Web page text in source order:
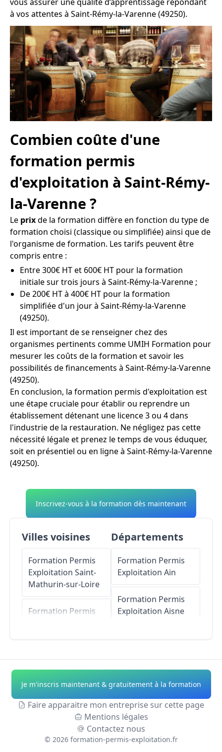
à vos attentes à Saint-Rémy-la-Varenne (49250).
Combien coûte d'une
formation permis
d'exploitation à Saint-Rémy-
la-Varenne ?
Le prixde la formation diffère en fonction du type de
formation choisi (classique ou simplifiée) ainsi que de
l'organisme de formation. Les tarifs peuvent être
compris entre :
Entre 300€ HT et 600€ HT pour la formation
initiale sur trois jours à Saint-Rémy-la-Varenne ;
De 200€ HT à 400€ HT pour la formation
simplifiée d'un jour à Saint-Rémy-la-Varenne
(49250).
Il est important de se renseigner chez des
organismes pertinents comme UMIH Formation pour
mesurer les coûts de la formation et savoir les
possibilités de financements à Saint-Rémy-la-Varenne
(49250).
En conclusion, la formation permis d'exploitation est
une étape cruciale pour établir ou reprendre un
établissement détenant une licence 3 ou 4 dans
l'industrie de la restauration. Ne négligez pas cette
nécessité légale et prenez le temps de vous éduquer,
soit en présentiel ou en ligne à Saint-Rémy-la-Varenne
(49250).
Inscrivez-vous à la formation dès maintenant
Villes voisines
Formation Permis
Exploitation Saint-
Mathurin-sur-Loire
Formation Permis
Formation Permis
ExploitationBlaison-
Gohier
Formation Permis
Coutures
Départements
Formation Permis
Exploitation Ain
Formation Permis
Exploitation Aisne
Formation Permis
ExploitationAlpes-
de-Haute-Provence
Formation Permis
Exploitation Hautes-
Je m'inscris maintenant & gratuitement à la formation
Faire apparaitre mon entreprise sur cette page
Mentions légales
Contactez nous
© 2026 formation-permis-exploitation.fr